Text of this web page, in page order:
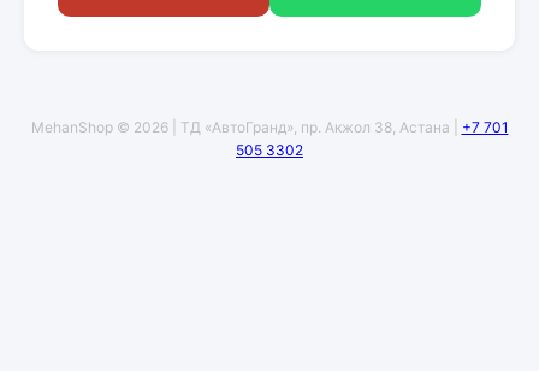
MehanShop © 2026 | ТД «АвтоГранд», пр. Акжол 38, Астана | +7 701
505 3302